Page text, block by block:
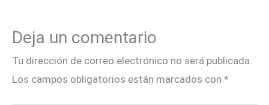
Deja un comentario
Tu dirección de correo electrónico no será publicada.
Los campos obligatorios están marcados con *